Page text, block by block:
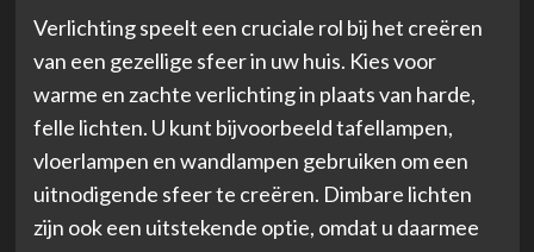
Verlichting speelt een cruciale rol bij het creëren
van een gezellige sfeer in uw huis. Kies voor
warme en zachte verlichting in plaats van harde,
felle lichten. U kunt bijvoorbeeld tafellampen,
vloerlampen en wandlampen gebruiken om een
uitnodigende sfeer te creëren. Dimbare lichten
zijn ook een uitstekende optie, omdat u daarmee